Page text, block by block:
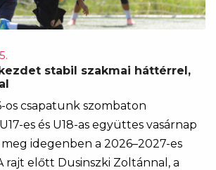
stabil szakmai háttérrel,
os csapatunk szombaton
es és U18-as együttes vasárnap
idegenben a 2026–2027-es
rajt előtt Dusinszki Zoltánnal, a